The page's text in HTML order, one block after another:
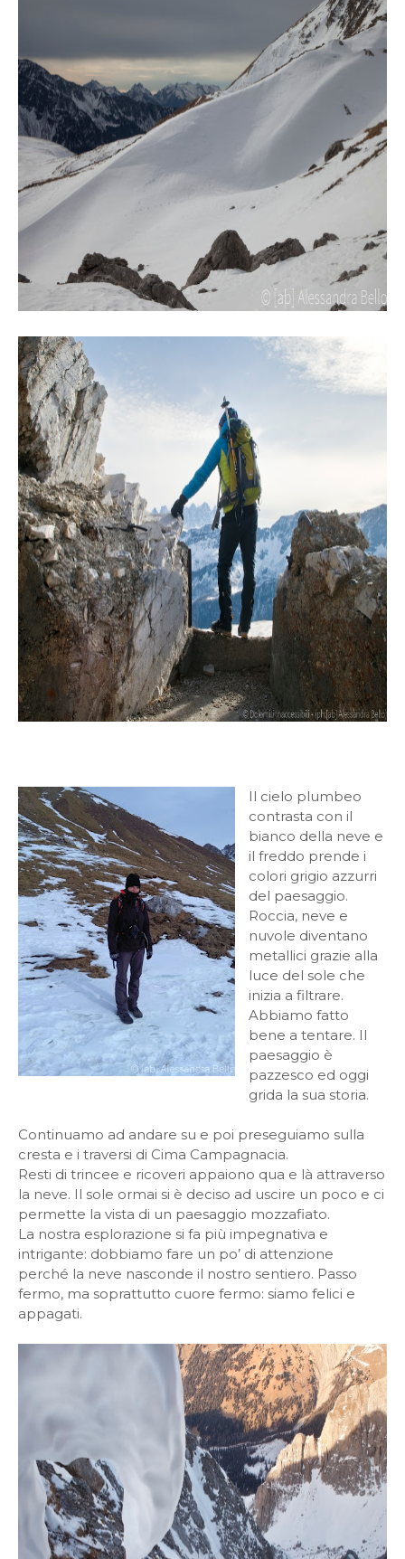
Il cielo plumbeo
contrasta con il
bianco della neve e
il freddo prende i
colori grigio azzurri
del paesaggio.
Roccia, neve e
nuvole diventano
metallici grazie alla
luce del sole che
inizia a filtrare.
Abbiamo fatto
bene a tentare. Il
paesaggio è
pazzesco ed oggi
grida la sua storia.
Continuamo ad andare su e poi preseguiamo sulla
cresta e i traversi di Cima Campagnacia.
Resti di trincee e ricoveri appaiono qua e là attraverso
la neve. Il sole ormai si è deciso ad uscire un poco e ci
permette la vista di un paesaggio mozzafiato.
La nostra esplorazione si fa più impegnativa e
intrigante: dobbiamo fare un po’ di attenzione
perché la neve nasconde il nostro sentiero. Passo
fermo, ma soprattutto cuore fermo: siamo felici e
appagati.